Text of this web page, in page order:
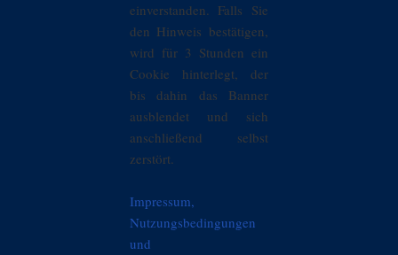
einverstanden. Falls Sie
den Hinweis bestätigen,
wird für 3 Stunden ein
Cookie hinterlegt, der
bis dahin das Banner
ausblendet und sich
anschließend selbst
zerstört.
Impressum,
Nutzungsbedingungen
und